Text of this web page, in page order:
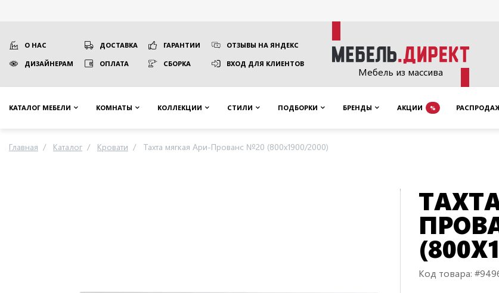
Мебель из массива
О НАС ДОСТАВКА ГАРАНТИИ ОТЗЫВЫ НА ЯНДЕКС
ДИЗАЙНЕРАМ ОПЛАТА СБОРКА ВХОД ДЛЯ КЛИЕНТОВ
КАТАЛОГ МЕБЕЛИ КОМНАТЫ КОЛЛЕКЦИИ СТИЛИ ПОДБОРКИ БРЕНДЫ АКЦИИ %
Главная Каталог Кровати Тахта мягкая Ари-Прованс №20 (800х1900/2000)
Код товара: